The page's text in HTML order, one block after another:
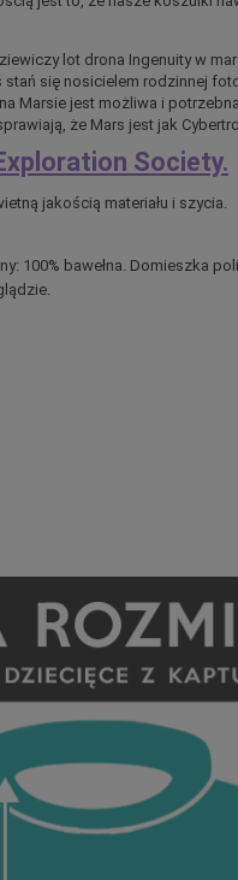
lot drona Ingenuity w
się nosicielem rodzinnej
Marsie jest możliwa i
że Mars jest jak
Society.
jakością materiału i szycia.
100% bawełna. Domieszka